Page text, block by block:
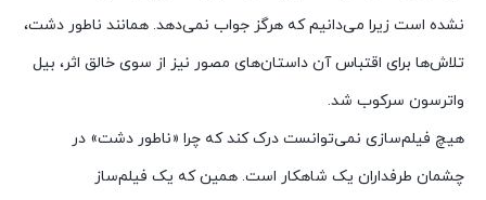
نشده است زیرا می‌دانیم که هرگز جواب نمی‌دهد. همانند ناطور دشت،
تلاش‌ها برای اقتباس آن داستان‌های مصور نیز از سوی خالق اثر، بیل
واترسون سرکوب شد.
هیچ فیلم‌سازی نمی‌توانست درک کند که چرا «ناطور دشت» در
چشمان طرفداران یک شاهکار است. همین که یک فیلم‌ساز